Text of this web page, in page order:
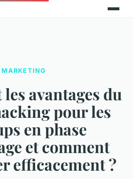
MARKETING
avantages du
pour les
en phase
et comment
efficacement ?